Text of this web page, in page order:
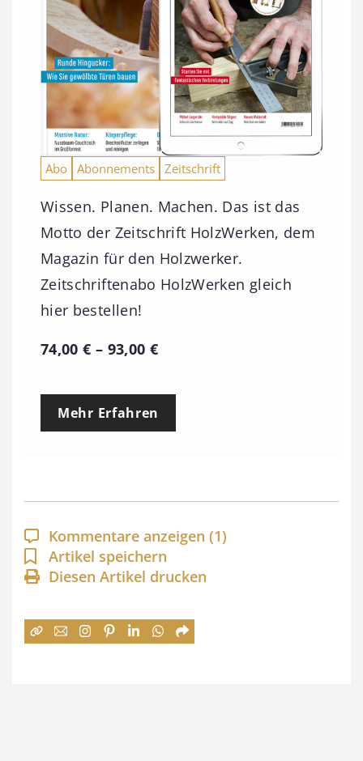
Abo Abonnements Zeitschrift
Wissen. Planen. Machen. Das ist das
Motto der Zeitschrift HolzWerken, dem
Magazin für den Holzwerker.
Zeitschriftenabo HolzWerken gleich
hier bestellen!
74,00€ – 93,00 €P
e
p
a
n
n
:
Mehr Erfahren
Kommentare anzeigen (1)
Artikel speichern
Diesen Artikel drucken